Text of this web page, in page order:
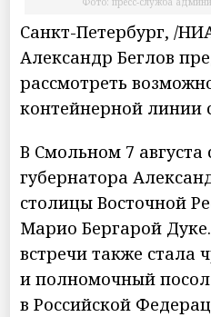
Санкт-Петербург, /
Александр Беглов
рассмотреть
контейнерной линии
В Смольном 7 августа
губернатора
столицы Восточной
Марио Бергарой
встречи также стала
и полномочный посол
в Российской